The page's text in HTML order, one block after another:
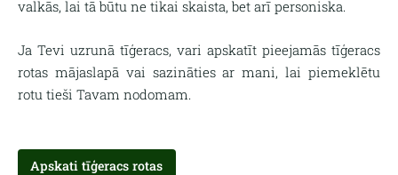
valkās, lai tā būtu ne tikai skaista, bet arī personiska.
Ja Tevi uzrunā tīģeracs, vari apskatīt pieejamās tīģeracs
rotas mājaslapā vai sazināties ar mani, lai piemeklētu
rotu tieši Tavam nodomam.
Apskati tīģeracs rotas